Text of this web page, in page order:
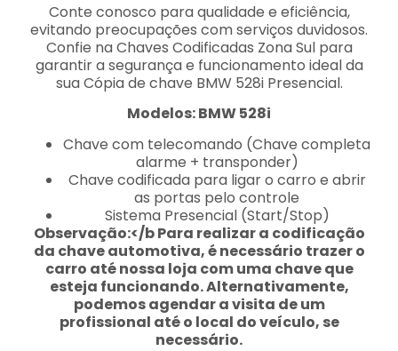
Conte conosco para qualidade e eficiência,
evitando preocupações com serviços duvidosos.
Confie na Chaves Codificadas Zona Sul para
garantir a segurança e funcionamento ideal da
sua Cópia de chave BMW 528i Presencial.
Modelos: BMW 528i
Chave com telecomando (Chave completa
alarme + transponder)
Chave codificada para ligar o carro e abrir
as portas pelo controle
Sistema Presencial (Start/Stop)
Observação:</b Para realizar a codificação
da chave automotiva, é necessário trazer o
carro até nossa loja com uma chave que
esteja funcionando. Alternativamente,
podemos agendar a visita de um
profissional até o local do veículo, se
necessário.